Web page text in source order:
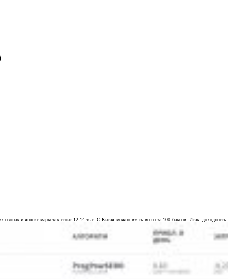
и яндекс маркетах стоит 12-14 тыс. С Китая можно взять всего за 100 баксов. Итак, доходность: